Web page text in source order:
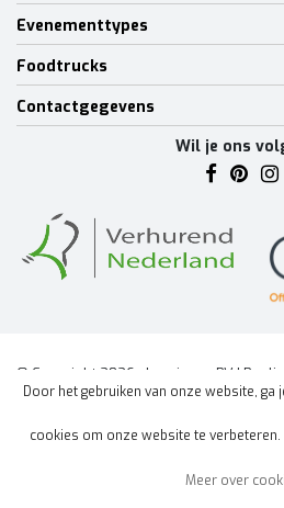
Evenementtypes
Foodtrucks
Contactgegevens
Wil je ons
© Copyright 2026 - Lumineux BV |
Algemene voorwaarden|Disclaimer|
Door het gebruiken van onze website, ga
cookies om onze website te verbeteren.
Meer over